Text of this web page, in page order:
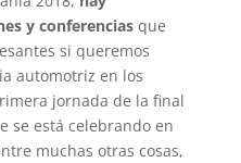
y conferenciasque
si queremos
automotriz en los
jornada de la final
se está celebrando en
muchas otras cosas,